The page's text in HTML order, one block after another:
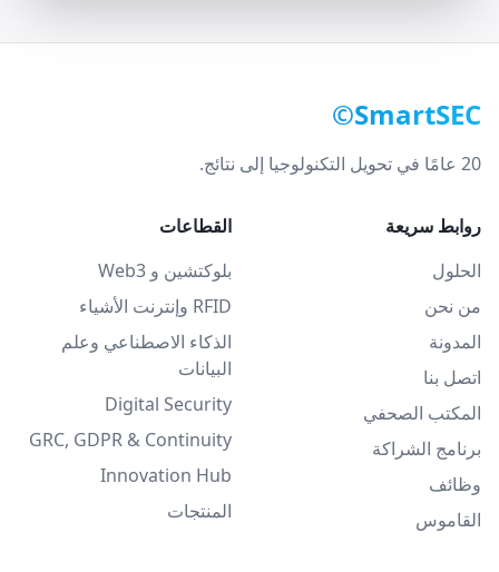
SmartSEC©
20 عامًا في تحويل التكنولوجيا إلى نتائج.
روابط سريعة
الحلول
من نحن
المدونة
اتصل بنا
المكتب الصحفي
برنامج الشراكة
وظائف
القاموس
القطاعات
بلوكتشين و Web3
RFID وإنترنت الأشياء
الذكاء الاصطناعي وعلم
البيانات
Digital Security
GRC, GDPR & Continuity
Innovation Hub
المنتجات